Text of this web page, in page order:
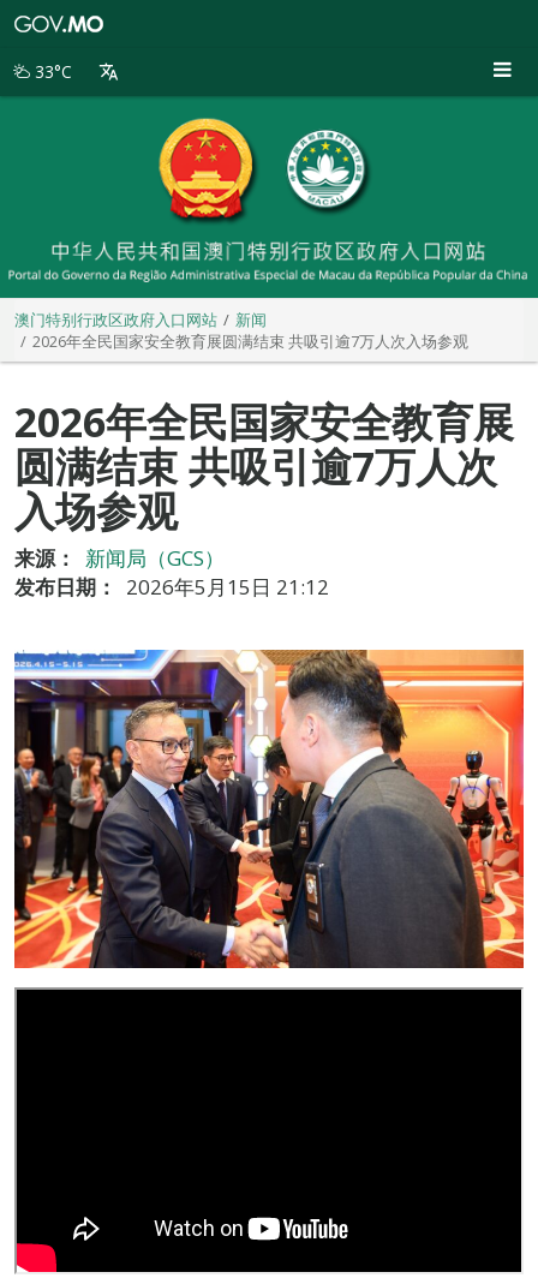
别
33°C
澳门特别行政区政府入口网站
新闻
2026年全民国家安全教育展圆满结束 共吸引逾7万人次入场参观
2026年全民国家安全教育展
圆满结束 共吸引逾7万人次
入场参观
来源：
新闻局（GCS）
发布日期：
2026年5月15日 21:12